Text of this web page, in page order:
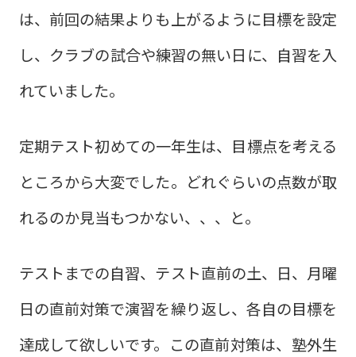
は、前回の結果よりも上がるように目標を設定
し、クラブの試合や練習の無い日に、自習を入
れていました。
定期テスト初めての一年生は、目標点を考える
ところから大変でした。どれぐらいの点数が取
れるのか見当もつかない、、、と。
テストまでの自習、テスト直前の土、日、月曜
日の直前対策で演習を繰り返し、各自の目標を
達成して欲しいです。この直前対策は、塾外生